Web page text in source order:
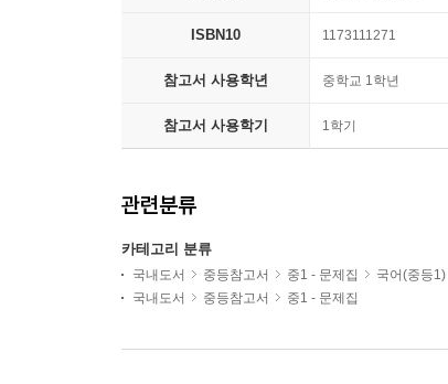
ISBN10 1173111271
참고서 사용학년 중학교 1학년
참고서 사용학기 1학기
관련분류
카테고리 분류
국내도서 중등참고서 중1 - 문제집
국어(중등1)
국내도서
중등참고서 중1 - 문제집